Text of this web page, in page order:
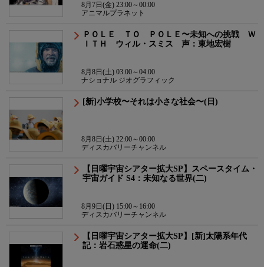
8月7日(金) 23:00～00:00
アニマルプラネット
ＰＯＬＥ ＴＯ ＰＯＬＥ〜未知への挑戦 Ｗ
ＩＴＨ ウィル・スミス 声：東地宏樹
8月8日(土) 03:00～04:00
ナショナル ジオグラフィック
[新]小学校〜それは小さな社会〜(日)
8月8日(土) 22:00～00:00
ディスカバリーチャンネル
【日曜宇宙シアター拡大SP】スペースタイム・
宇宙ガイド S4：未知なる世界(二)
8月9日(日) 15:00～16:00
ディスカバリーチャンネル
【日曜宇宙シアター拡大SP】[新]太陽系年代
記：岩石惑星の運命(二)